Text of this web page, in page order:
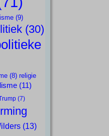
(9)
(30)
(8) religie
(11)
(7)
(13)